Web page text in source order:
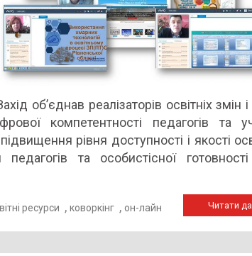
об’єднав реалізаторів освітніх змін і
компетентності педагогів та
рівня доступності і якості
та особистісної
ресурси , коворкінг , он-лайн Читати